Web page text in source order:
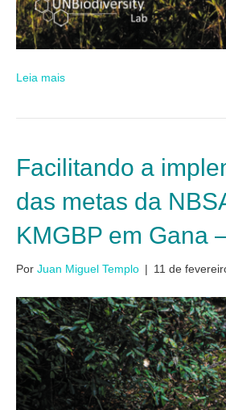
Leia mais
Facilitando a
das metas da
KMGBP em Gana
Por Juan Miguel Templo | 11 de